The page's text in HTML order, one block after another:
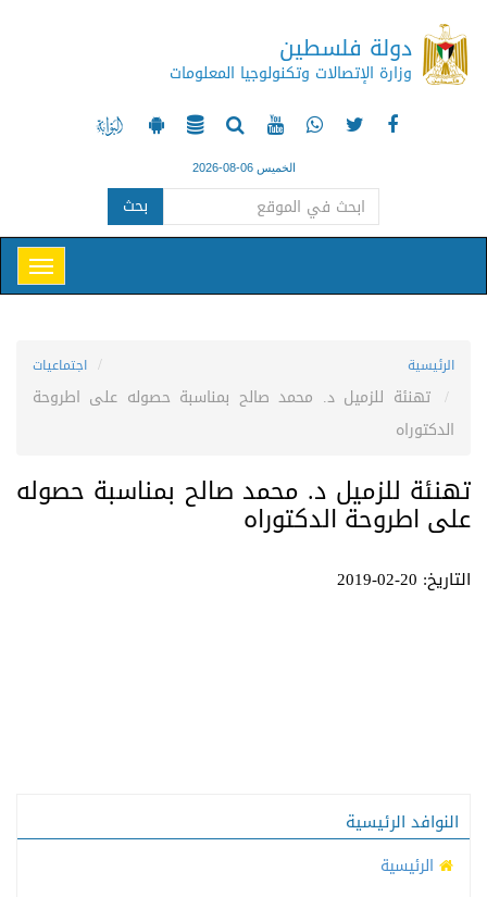
دولة فلسطين
وزارة الإتصالات وتكنولوجيا المعلومات
الخميس 06-08-2026
بحث
الرئيسية اجتماعيات
تهنئة للزميل د. محمد صالح بمناسبة حصوله على اطروحة
الدكتوراه
تهنئة للزميل د. محمد صالح بمناسبة حصوله
على اطروحة الدكتوراه
التاريخ: 20-02-2019
النوافد الرئيسية
الرئيسية